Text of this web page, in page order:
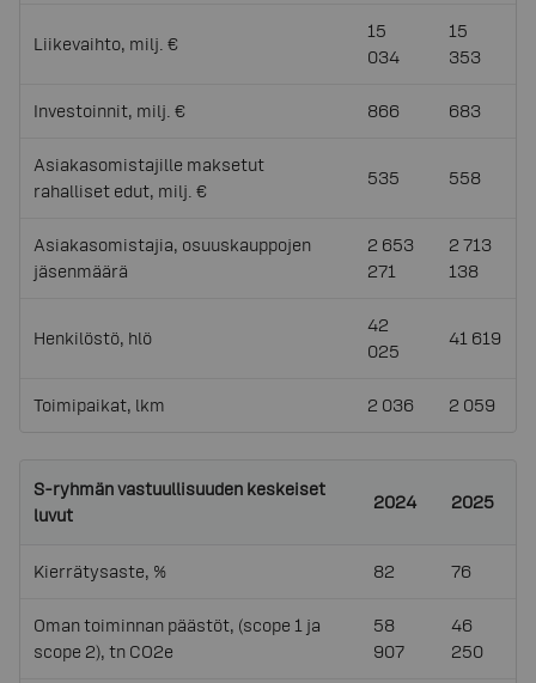
Liikevaihto, milj. €
15
034
15
353
Investoinnit, milj. € 866 683
Asiakasomistajille maksetut
rahalliset edut, milj. €
535 558
Asiakasomistajia, osuuskauppojen
jäsenmäärä
2 653
271
2 713
138
Henkilöstö, hlö
42
025
41 619
Toimipaikat, lkm 2 036 2 059
S-ryhmän vastuullisuuden keskeiset
luvut
2024 2025
Kierrätysaste, % 82 76
Oman toiminnan päästöt, (scope 1 ja
scope 2), tn CO2e
58
907
46
250